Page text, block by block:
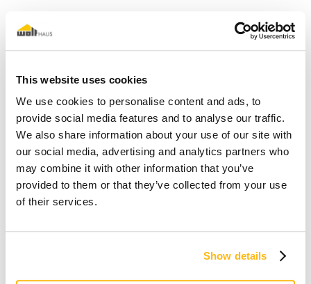
This website uses cookies
We use cookies to personalise content and ads, to
provide social media features and to analyse our traffic.
We also share information about your use of our site with
our social media, advertising and analytics partners who
may combine it with other information that you’ve
provided to them or that they’ve collected from your use
of their services.
Show details